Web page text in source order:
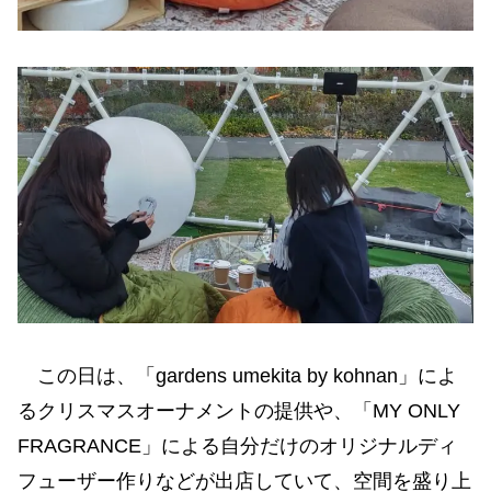
この日は、「gardens umekita by kohnan」によ
るクリスマスオーナメントの提供や、「MY ONLY
FRAGRANCE」による自分だけのオリジナルディ
フューザー作りなどが出店していて、空間を盛り上